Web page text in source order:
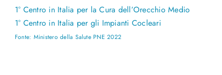
1° Centro in Italia per la Cura dell’Orecchio Medio
1° Centro in Italia per gli Impianti Cocleari
Fonte: Ministero della Salute PNE 2022